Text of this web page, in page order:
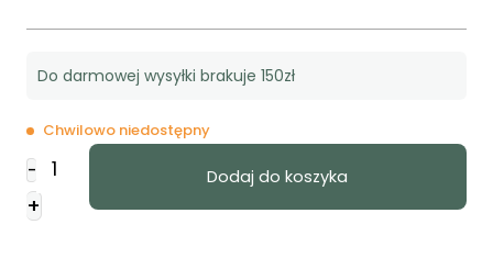
Do darmowej wysyłki brakuje 150zł
Chwilowo niedostępny
-
ilość
Nasz
domek
+
Dodaj do koszyka